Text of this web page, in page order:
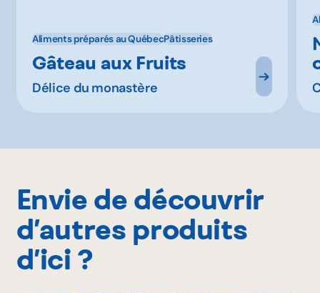
Aliments préparés au QuébecPâtisseries
Gâteau aux Fruits
Délice du monastère
Envie de découvrir
d’autres produits
d’ici ?